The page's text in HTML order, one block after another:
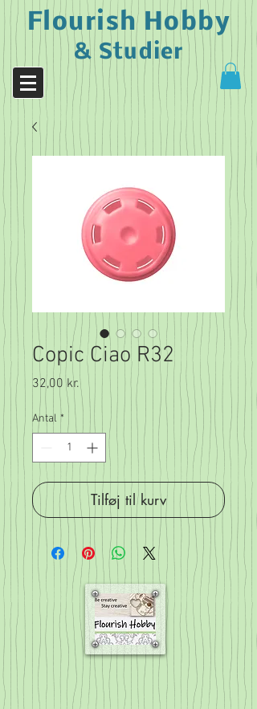
Flourish Hobby
& Studier
Copic Ciao R32
32,00 kr.Pris
Antal *
Tilføj til kurv